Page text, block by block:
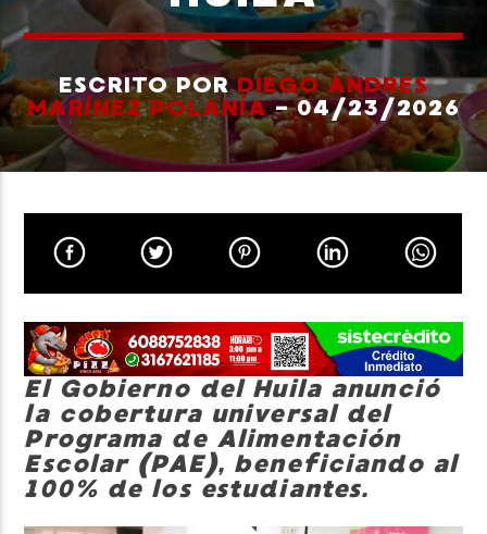
CANCIÓN ACTUAL
TÍTULO
ARTISTA
Neiva Estereo
ESCRITO PORDIEGO ANDRÉS
MARÍNEZ POLANÍA- 04/23/2026
El Gobierno del Huila anunció
la cobertura universal del
Programa de Alimentación
Escolar (PAE), beneficiando al
100% de los estudiantes.